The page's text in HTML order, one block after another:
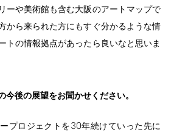
ーや美術館も含む大阪のアートマップで
から来られた方にもすぐ分かるような情
トの情報拠点があったら良いなと思いま
後の展望をお聞かせください。
プロジェクトを30年続けていった先に